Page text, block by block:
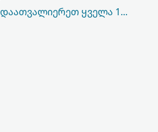
ᲓᲐᲐᲗᲕᲐᲚᲘᲔᲠᲔᲗ ᲧᲕᲔᲚᲐ 186,219